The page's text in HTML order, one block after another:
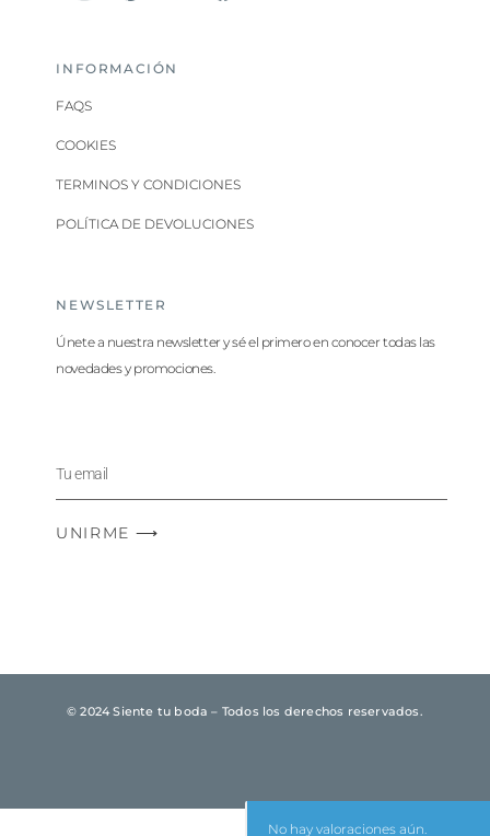
No hay valoraciones aún.
INFORMACIÓN
FAQS
COOKIES
TERMINOS Y CONDICIONES
POLÍTICA DE DEVOLUCIONES
NEWSLETTER
Únete a nuestra newsletter y sé el primero en conocer todas las
novedades y promociones.
UNIRME ⟶
© 2024 Siente tu boda – Todos los derechos reservados.